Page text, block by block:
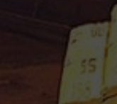
RHUM
64.5°